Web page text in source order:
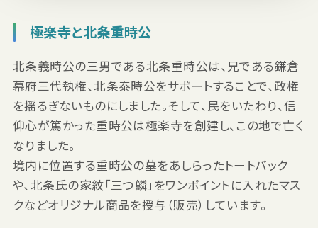
極楽寺と北条重時公
北条義時公の三男である北条重時公は、兄である鎌倉
幕府三代執権、北条泰時公をサポートすることで、政権
を揺るぎないものにしました。そして、民をいたわり、信
仰心が篤かった重時公は極楽寺を創建し、この地で亡く
なりました。
境内に位置する重時公の墓をあしらったトートバック
や、北条氏の家紋「三つ鱗」をワンポイントに入れたマス
クなどオリジナル商品を授与（販売）しています。